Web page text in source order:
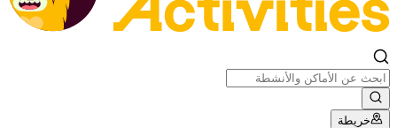
خريطة